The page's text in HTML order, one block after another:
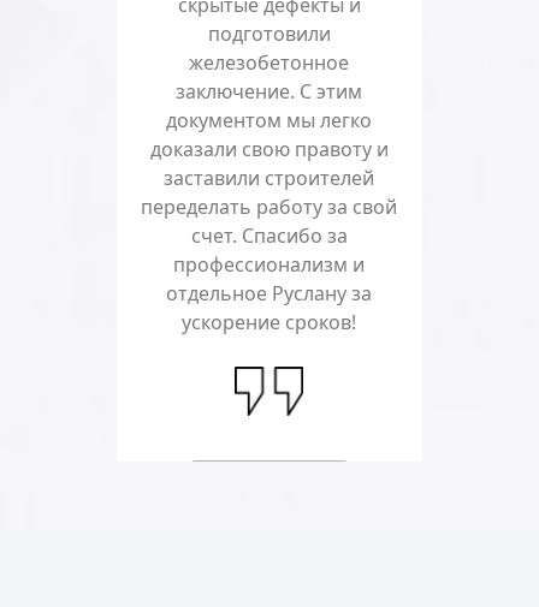
подготовили
железобетонное
заключение. С этим
документом мы легко
доказали свою правоту и
заставили строителей
переделать работу за свой
счет. Спасибо за
профессионализм и
отдельное Руслану за
ускорение сроков!